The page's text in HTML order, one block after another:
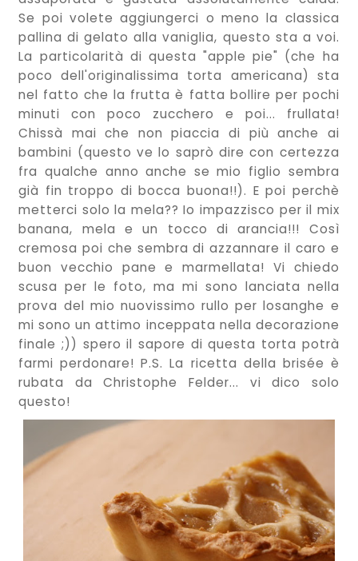
Se poi volete aggiungerci o meno la classica
pallina di gelato alla vaniglia, questo sta a voi.
La particolarità di questa "apple pie" (che ha
poco dell'originalissima torta americana) sta
nel fatto che la frutta è fatta bollire per pochi
minuti con poco zucchero e poi... frullata!
Chissà mai che non piaccia di più anche ai
bambini (questo ve lo saprò dire con certezza
fra qualche anno anche se mio figlio sembra
già fin troppo di bocca buona!!). E poi perchè
metterci solo la mela?? Io impazzisco per il mix
banana, mela e un tocco di arancia!!! Così
cremosa poi che sembra di azzannare il caro e
buon vecchio pane e marmellata! Vi chiedo
scusa per le foto, ma mi sono lanciata nella
prova del mio nuovissimo rullo per losanghe e
mi sono un attimo inceppata nella decorazione
finale ;)) spero il sapore di questa torta potrà
farmi perdonare! P.S. La ricetta della brisée è
rubata da Christophe Felder... vi dico solo
questo!